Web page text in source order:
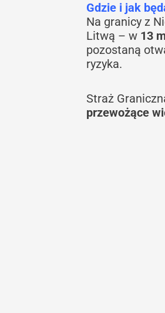
Gdzie i jak
Na granicy z
Litwą – w 13
pozostaną
ryzyka.
Straż
przewożące